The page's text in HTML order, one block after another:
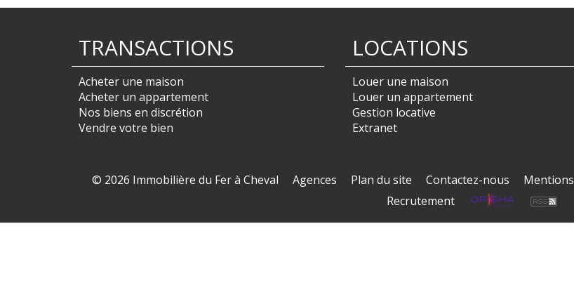
TRANSACTIONS
Acheter une maison
Acheter un appartement
Nos biens en discrétion
Vendre votre bien
LOCATIONS
Louer une maison
Louer un appartement
Gestion locative
Extranet
© 2026 Immobilière du Fer à Cheval Agences Plan du site Contactez-nous Mentions
Recrutement